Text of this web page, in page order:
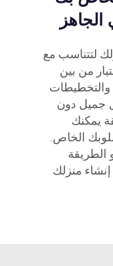
الجاهز
لتتناسب مع
من بين
والتخطيطات
جميل دون
يمكنك
الخاص.
الطريقة
منزلك